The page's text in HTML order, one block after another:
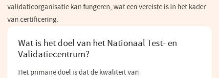
validatieorganisatie kan fungeren, wat een vereiste is in het kader
van certificering.
Wat is het doel van het Nationaal Test- en
Validatiecentrum?
Het primaire doel is dat de kwaliteit van